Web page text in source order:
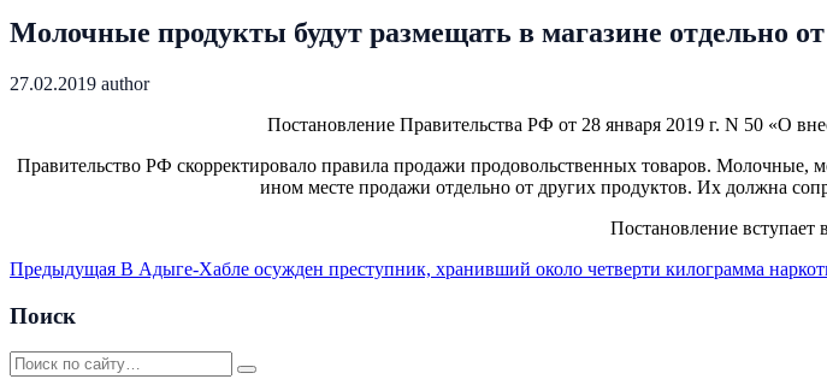
Молочные продукты будут размещать в магазине отдельно
27.02.2019 author
Постановление Правительства РФ от 28 января 2019 г. N 50 «О
Правительство РФ скорректировало правила продажи продовольственных товаров.
ином месте продажи отдельно от других продуктов. Их должна
Постановление вступает
Предыдущая В Адыге-Хабле осужден преступник, хранивший около четверти килограмма
Поиск